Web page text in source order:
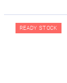
READY STOCK